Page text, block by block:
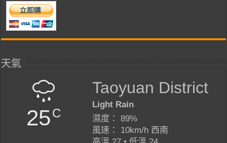
天氣
25C
Taoyuan District
Light Rain
濕度： 89%
風速： 10km/h 西南